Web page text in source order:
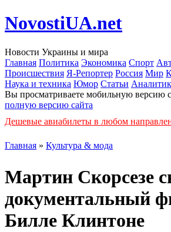
NovostiUA.net
Новости Украины и мира
Главная Политика Экономика Спорт
Происшествия Я-Репортер Россия Мир
Наука и техника Юмор Статьи
Вы просматриваете мобильную версию
полную версию сайта
Дешевые авиабилеты в любом
Главная » Культура & мода
Мартин Скорсезе
документальный
Билле Клинтоне